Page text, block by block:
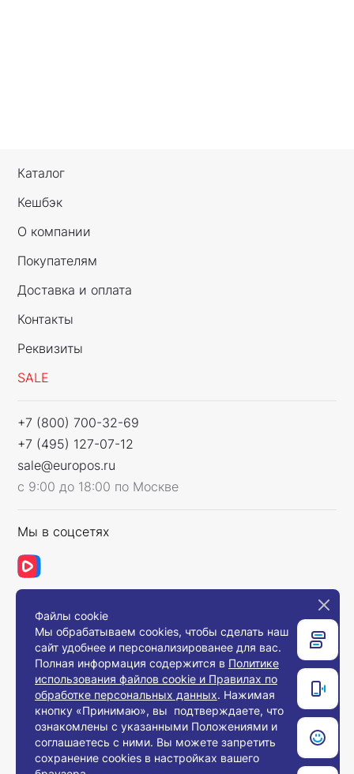
Каталог
Кешбэк
О компании
Покупателям
Доставка и оплата
Контакты
Реквизиты
SALE
+7 (800) 700-32-69
+7 (495) 127-07-12
sale@europos.ru
с 9:00 до 18:00 по Москве
Мы в соцсетях
Связаться с нами
© 2008-2026, Компания «Европос Групп». Все
права защищены.
Все товары предназначены для продажи
юридическим лицам и индивидуальным
предпринимателям с целью использования в
хозяйственной деятельности.
Файлы cookie
Мы обрабатываем cookies, чтобы сделать наш
сайт удобнее и персонализированее для вас.
Полная информация содержится в Политике
использования файлов cookie и Правилах по
обработке персональных данных. Нажимая
кнопку «Принимаю», вы подтверждаете, что
ознакомлены с указанными Положениями и
соглашаетесь с ними. Вы можете запретить
сохранение cookies в настройках вашего